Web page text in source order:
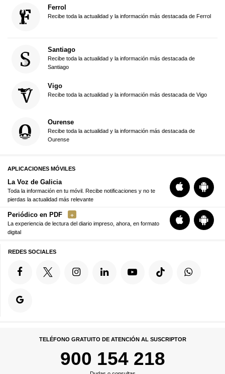
Ferrol
Recibe toda la actualidad y la información más destacada de Ferrol
Santiago
Recibe toda la actualidad y la información más destacada de
Santiago
Vigo
Recibe toda la actualidad y la información más destacada de Vigo
Ourense
Recibe toda la actualidad y la información más destacada de
Ourense
APLICACIONES MÓVILES
La Voz de Galicia
Toda la información en tu móvil. Recibe notificaciones y no te
pierdas la actualidad más relevante
Periódico en PDF
La experiencia de lectura del diario impreso, ahora, en formato
digital
REDES SOCIALES
TELÉFONO GRATUITO DE ATENCIÓN AL SUSCRIPTOR
900 154 218